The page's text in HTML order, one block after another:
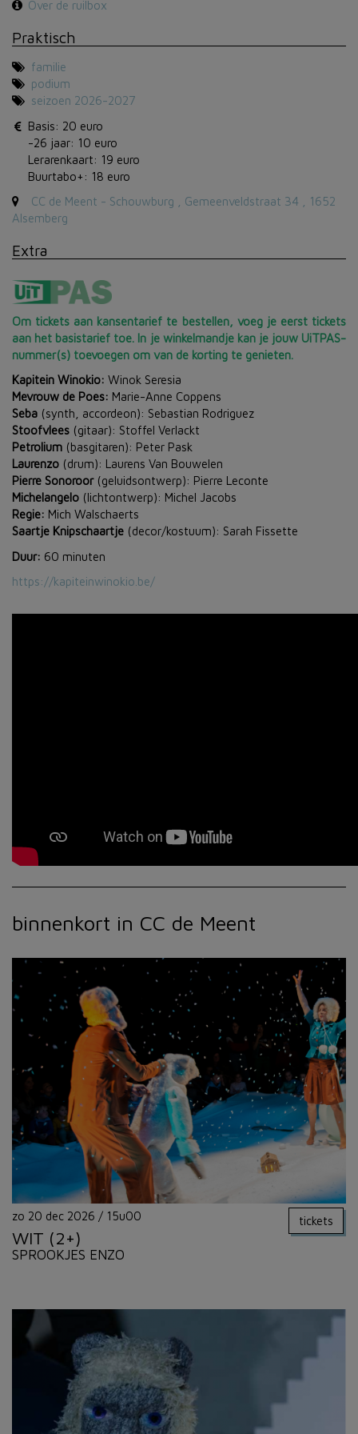
Over de ruilbox
Praktisch
familie
podium
seizoen 2026-2027
Basis: 20 euro
-26 jaar: 10 euro
Lerarenkaart: 19 euro
Buurtabo+: 18 euro
CC de Meent - Schouwburg , Gemeenveldstraat 34 , 1652
Alsemberg
Extra
Om tickets aan kansentarief te bestellen, voeg je eerst tickets
aan het basistarief toe. In je winkelmandje kan je jouw UiTPAS-
nummer(s) toevoegen om van de korting te genieten.
Kapitein Winokio: Winok Seresia
Mevrouw de Poes: Marie-Anne Coppens
Seba (synth, accordeon): Sebastian Rodriguez
Stoofvlees (gitaar): Stoffel Verlackt
Petrolium (basgitaren): Peter Pask
Laurenzo (drum): Laurens Van Bouwelen
Pierre Sonoroor(geluidsontwerp): Pierre Leconte
Michelangelo (lichtontwerp): Michel Jacobs
Regie: Mich Walschaerts
Saartje Knipschaartje (decor/kostuum): Sarah Fissette
Duur: 60 minuten
https://kapiteinwinokio.be/
binnenkort in CC de Meent
zo 20 dec 2026 / 15u00 tickets
WIT (2+)
SPROOKJES ENZO